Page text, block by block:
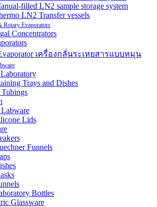
filled LN2 sample storage system
LN2 Transfer vessels
Rotary Evaporators
Concentrators
เครื่องกลั่นระเหยสารแบบหมุน
Trays and Dishes
Lids
Funnels
Bottles
Glassware